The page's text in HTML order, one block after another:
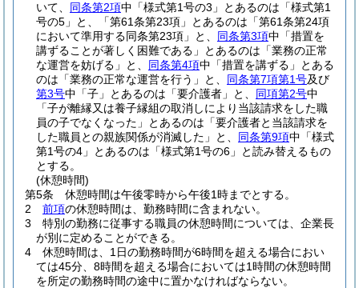
いて、 同条第2項中「様式第1号の3」とあるのは「様式第1
号の5」と、「第61条第23項」とあるのは「第61条第24項
において準用する同条第23項」と、 同条第3項中「措置を
講ずることが著しく困難である」とあるのは「業務の正常
な運営を妨げる」と、 同条第4項中「措置を講ずる」とある
のは「業務の正常な運営を行う」と、 同条第7項第1号及び
第3号中「子」とあるのは「要介護者」と、 同項第2号中
「子が離縁又は養子縁組の取消しにより当該請求をした職
員の子でなくなった」とあるのは「要介護者と当該請求を
した職員との親族関係が消滅した」と、 同条第9項中「様式
第1号の4」とあるのは「様式第1号の6」と読み替えるもの
とする。
(休憩時間)
第5条
休憩時間は午後零時から午後1時までとする。
2
前項の休憩時間は、勤務時間に含まれない。
3
特別の勤務に従事する職員の休憩時間については、企業長
が別に定めることができる。
4
休憩時間は、1日の勤務時間が6時間を超える場合におい
ては45分、8時間を超える場合においては1時間の休憩時間
を所定の勤務時間の途中に置かなければならない。